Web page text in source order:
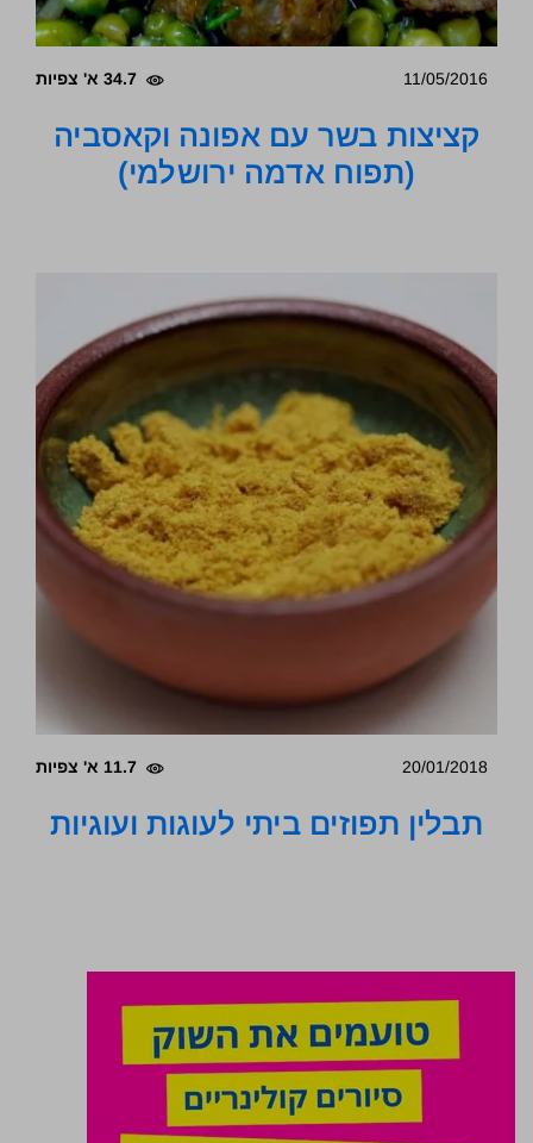
11/05/2016 34.7 א' צפיות
קציצות בשר עם אפונה וקאסביה
(תפוח אדמה ירושלמי)
20/01/2018 11.7 א' צפיות
תבלין תפוזים ביתי לעוגות ועוגיות